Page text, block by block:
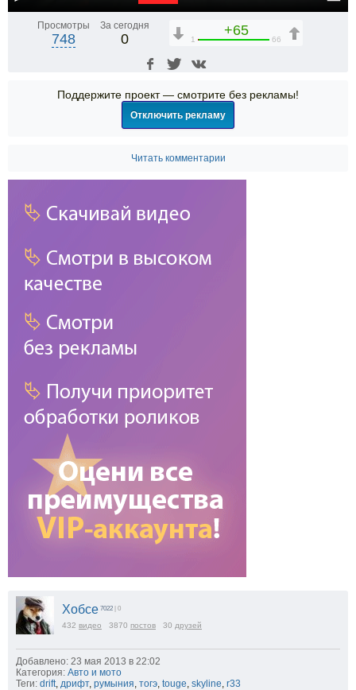
Просмотры
748
За сегодня
0
+65
1 66
Поддержите проект — смотрите без рекламы!
Отключить рекламу
Читать комментарии
Хобсе 7022 | 0
432 видео 3870 постов 30 друзей
Добавлено: 23 мая 2013 в 22:02
Категория: Авто и мото
Теги: drift дрифт, румыния тогэ touge skyline r33